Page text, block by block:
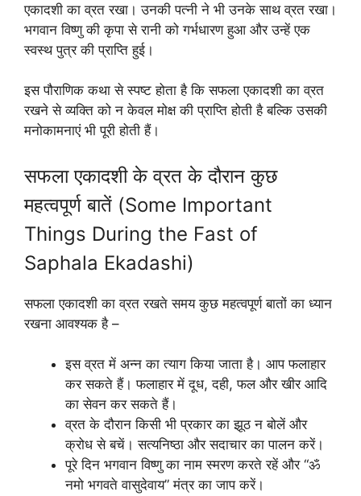
एकादशी का व्रत रखा। उनकी पत्नी ने भी उनके साथ व्रत रखा।
भगवान विष्णु की कृपा से रानी को गर्भधारण हुआ और उन्हें एक
स्वस्थ पुत्र की प्राप्ति हुई।
इस पौराणिक कथा से स्पष्ट होता है कि सफला एकादशी का व्रत
रखने से व्यक्ति को न केवल मोक्ष की प्राप्ति होती है बल्कि उसकी
मनोकामनाएं भी पूरी होती हैं।
सफला एकादशी के व्रत के दौरान कुछ
महत्वपूर्ण बातें (Some Important
Things During the Fast of
Saphala Ekadashi)
सफला एकादशी का व्रत रखते समय कुछ महत्वपूर्ण बातों का ध्यान
रखना आवश्यक है –
इस व्रत में अन्न का त्याग किया जाता है। आप फलाहार
कर सकते हैं। फलाहार में दूध, दही, फल और खीर आदि
का सेवन कर सकते हैं।
व्रत के दौरान किसी भी प्रकार का झूठ न बोलें और
क्रोध से बचें। सत्यनिष्ठा और सदाचार का पालन करें।
पूरे दिन भगवान विष्णु का नाम स्मरण करते रहें और “ॐ
नमो भगवते वासुदेवाय” मंत्र का जाप करें।